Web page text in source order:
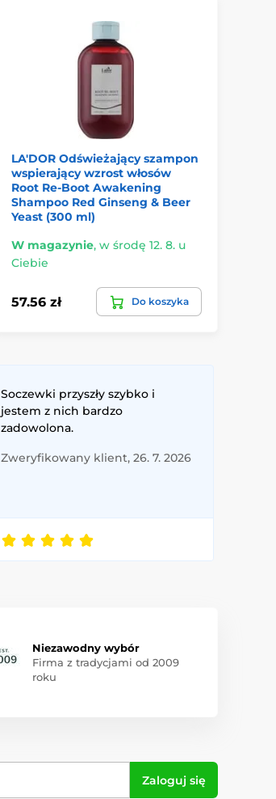
LA'DOR Odświeżający szampon
wspierający wzrost włosów
Root Re-Boot Awakening
Shampoo Red Ginseng & Beer
Yeast (300 ml)
W magazynie, w środę 12. 8. u
Ciebie
57.56 zł Do koszyka
Soczewki przyszły szybko i
jestem z nich bardzo
zadowolona.
Zweryfikowany klient, 26. 7. 2026
Niezawodny wybór
Firma z tradycjami od 2009
roku
Zaloguj się